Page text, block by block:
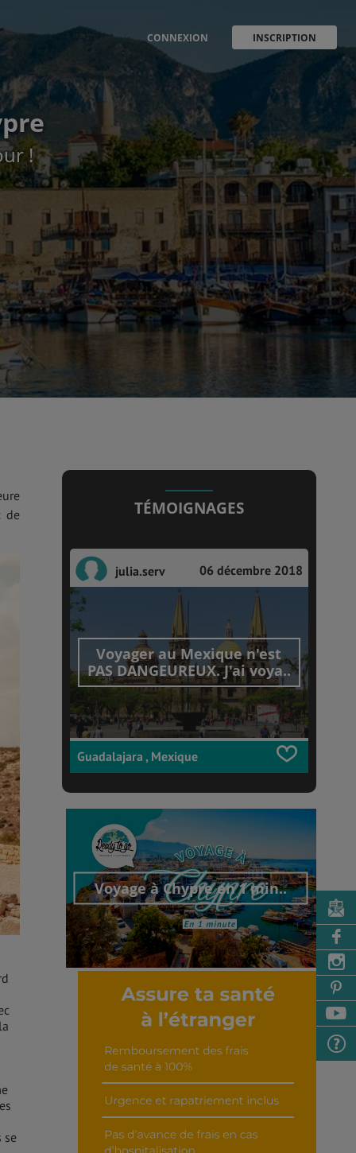
CONNEXION INSCRIPTION
!
de
se
TÉMOIGNAGES
julia.serv 06 décembre 2018
Voyager au Mexique n'est
PAS DANGEUREUX. J'ai voya..
Guadalajara , Mexique
Voyage à Chypre en 1 min..